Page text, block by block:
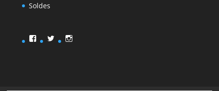
Soldes
Facebook
TwitterInstagram